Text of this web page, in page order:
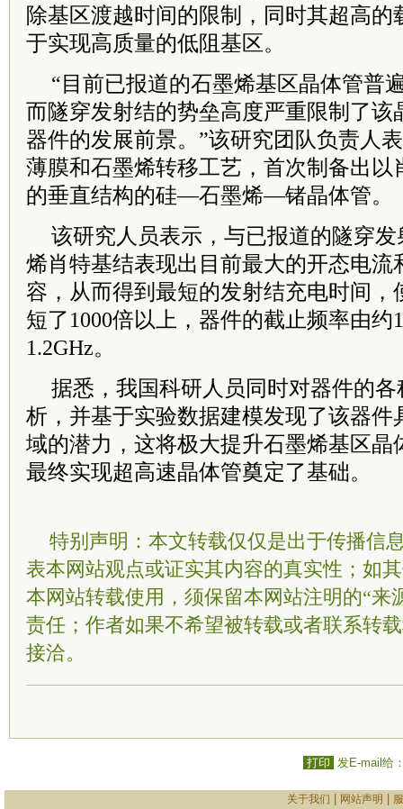
除基区渡越时间的限制，同时其超高的
于实现高质量的低阻基区。
“目前已报道的石墨烯基区晶体管普
而隧穿发射结的势垒高度严重限制了该
器件的发展前景。”该研究团队负责人
薄膜和石墨烯转移工艺，首次制备出以
的垂直结构的硅—石墨烯—锗晶体管。
该研究人员表示，与已报道的隧穿
烯肖特基结表现出目前最大的开态电流
容，从而得到最短的发射结充电时间，
短了1000倍以上，器件的截止频率由约
1.2GHz。
据悉，我国科研人员同时对器件的
析，并基于实验数据建模发现了该器件
域的潜力，这将极大提升石墨烯基区晶
最终实现超高速晶体管奠定了基础。
特别声明：本文转载仅仅是出于传播信
表本网站观点或证实其内容的真实性；如
本网站转载使用，须保留本网站注明的“来
责任；作者如果不希望被转载或者联系转
接洽。
打印 发E-mail给
关于我们 网站声明